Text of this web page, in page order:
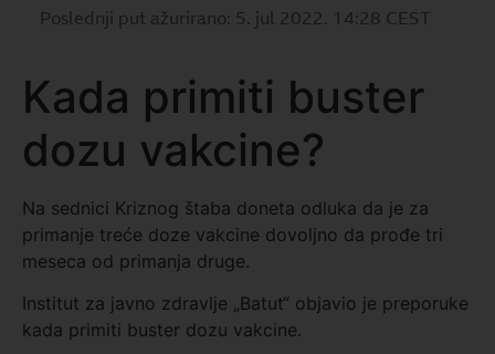
Kada primiti buster
dozu vakcine?
Na sednici Kriznog štaba doneta odluka da je za
primanje treće doze vakcine dovoljno da prođe tri
meseca od primanja druge.
Institut za javno zdravlje „Batut“ objavio je preporuke
kada primiti buster dozu vakcine.